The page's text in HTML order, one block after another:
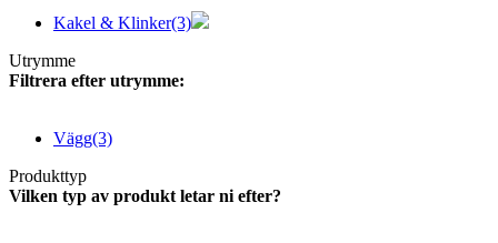
Kakel & Klinker(3)
Utrymme
Filtrera efter utrymme:
Vägg(3)
Produkttyp
Vilken typ av produkt letar ni efter?